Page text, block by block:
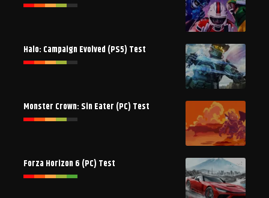
Halo: Campaign Evolved (PS5) Test
Monster Crown: Sin Eater (PC) Test
Forza Horizon 6 (PC) Test